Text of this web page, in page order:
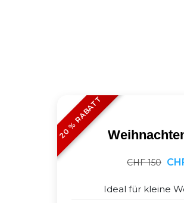
20 % RABATT
CHF 150
Ideal für kleine